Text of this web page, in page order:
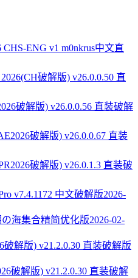
ENG v1 m0nkrus中文直
破解版) v26.0.0.50 直
破解版) v26.0.0.56 直装破解
破解版) v26.0.0.67 直装
破解版) v26.0.1.3 直装破
v7.4.1172 中文破解版2026-
の海集合精简优化版2026-02-
破解版) v21.2.0.30 直装破解版
破解版) v21.2.0.30 直装破解